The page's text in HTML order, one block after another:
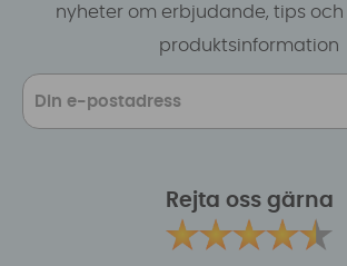
nyheter om erbjudande, tips
produktsinformation
Rejta oss gärna